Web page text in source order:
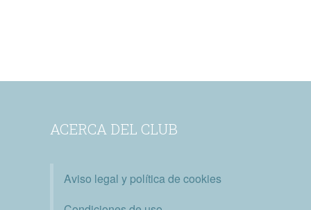
ACERCA DEL CLUB
Aviso legal y política de cookies